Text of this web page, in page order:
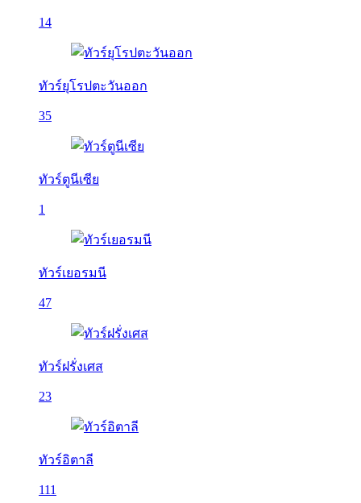
14
ทัวร์ยุโรปตะวันออก
35
ทัวร์ตูนีเซีย
1
ทัวร์เยอรมนี
47
ทัวร์ฝรั่งเศส
23
ทัวร์อิตาลี
111